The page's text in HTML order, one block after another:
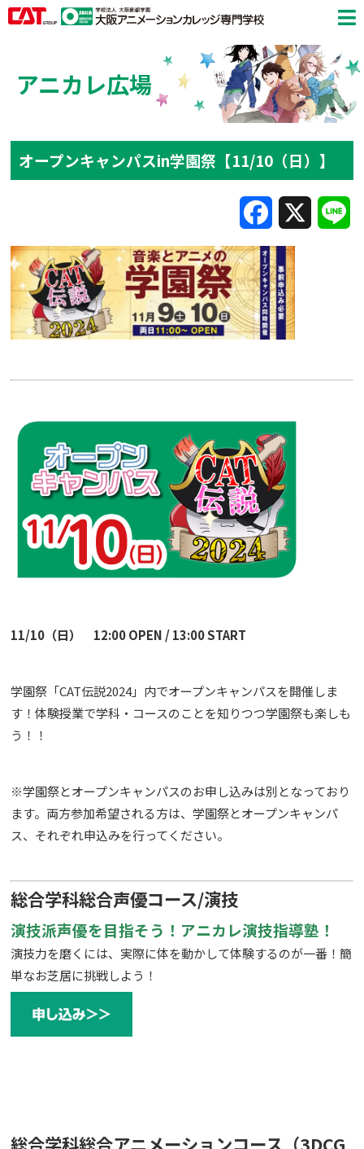
アニカレ広場
オープンキャンパスin学園祭【11/10（日）】
a
c
e
b
o
k
11/10（日） 12:00 OPEN / 13:00 START
学園祭「CAT伝説2024」内でオープンキャンパスを開催しま
す！体験授業で学科・コースのことを知りつつ学園祭も楽しも
う！！
※学園祭とオープンキャンパスのお申し込みは別となっており
ます。両方参加希望される方は、学園祭とオープンキャンパ
ス、それぞれ申込みを行ってください。
総合学科総合声優コース/演技
演技派声優を目指そう！アニカレ演技指導塾！
演技力を磨くには、実際に体を動かして体験するのが一番！簡
単なお芝居に挑戦しよう！